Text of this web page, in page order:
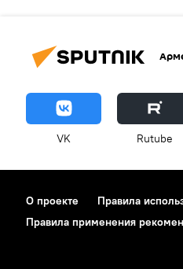
VK Rutube
О проекте Правила
Правила применения